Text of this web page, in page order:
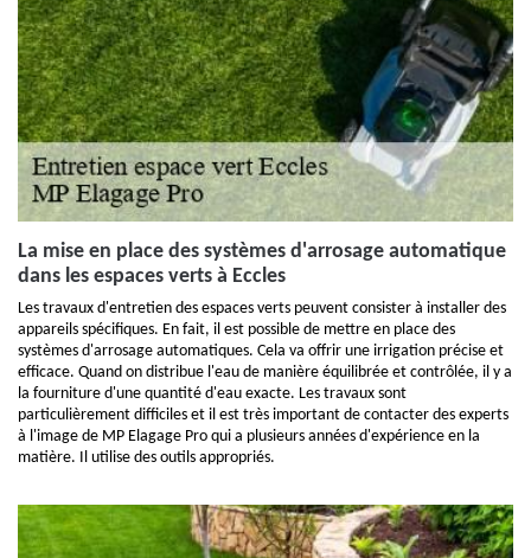
La mise en place des systèmes d'arrosage automatique
dans les espaces verts à Eccles
Les travaux d'entretien des espaces verts peuvent consister à installer des
appareils spécifiques. En fait, il est possible de mettre en place des
systèmes d'arrosage automatiques. Cela va offrir une irrigation précise et
efficace. Quand on distribue l'eau de manière équilibrée et contrôlée, il y a
la fourniture d'une quantité d'eau exacte. Les travaux sont
particulièrement difficiles et il est très important de contacter des experts
à l'image de MP Elagage Pro qui a plusieurs années d'expérience en la
matière. Il utilise des outils appropriés.